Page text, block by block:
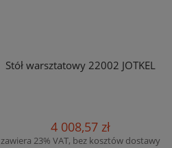
Stół warsztatowy 22002 JOTKEL
4 008,57 zł
zawiera 23% VAT, bez kosztów dostawy